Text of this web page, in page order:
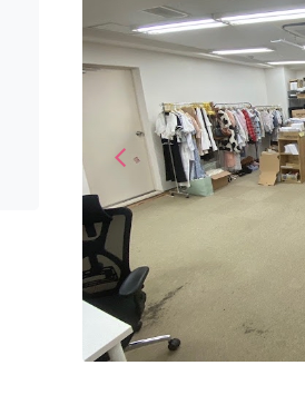
arrow_back_iosPrevious